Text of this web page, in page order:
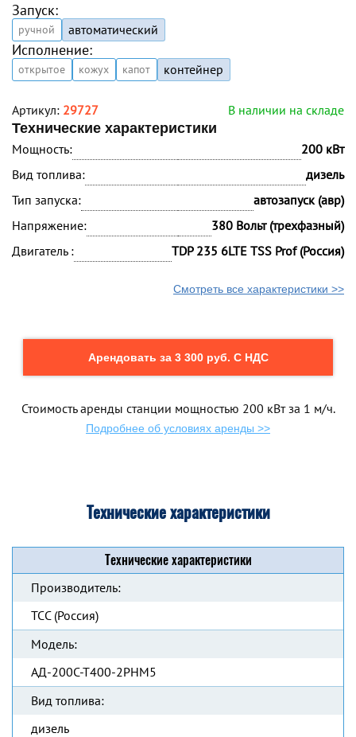
Запуск:
ручной автоматический
Исполнение:
открытое кожух капот контейнер
Артикул: 29727
В наличии на складе
Технические характеристики
Мощность:
200 кВт
Вид топлива:
дизель
Тип запуска:
автозапуск (авр)
Напряжение:
380 Вольт (трехфазный)
Двигатель :
TDP 235 6LTE TSS Prof (Россия)
Смотреть все характеристики >>
Арендовать за 3 300 руб. С НДС
Стоимость аренды станции мощностью 200 кВт за 1 м/ч.
Подробнее об условиях аренды >>
Технические характеристики
Технические характеристики
Производитель:
ТСС (Россия)
Модель:
АД-200С-Т400-2РНМ5
Вид топлива:
дизель